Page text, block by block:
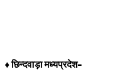
♦ छिन्दवाड़ा मध्यप्रदेश-